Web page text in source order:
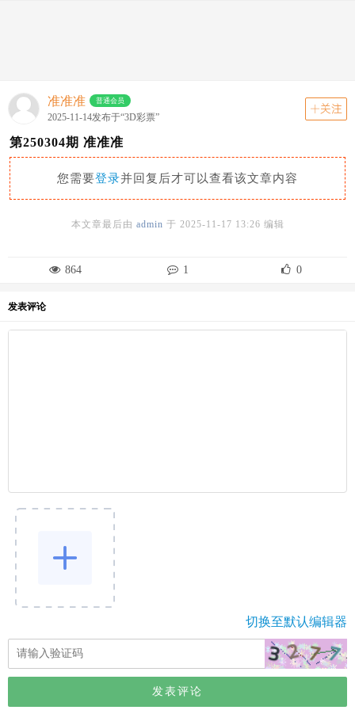
准准准 普通会员
2025-11-14发布于“3D彩票”
关注
第250304期 准准准
您需要登录并回复后才可以查看该文章内容
本文章最后由 admin 于 2025-11-17 13:26 编辑
864 1 0
发表评论
切换至默认编辑器
发表评论